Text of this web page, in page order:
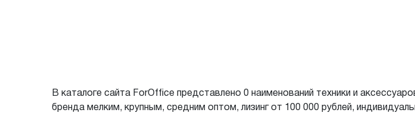
В каталоге сайта ForOffice представлено 0 наименований техники и
бренда мелким, крупным, средним оптом, лизинг от 100 000 рублей,